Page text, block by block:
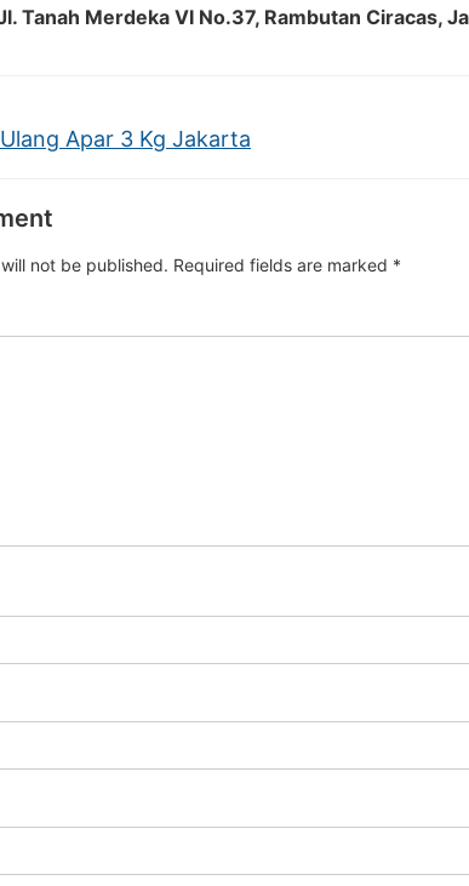
Tanah Merdeka VI No.37, Rambutan Ciracas,
Apar 3 Kg Jakarta
not be published. Required fields are marked *